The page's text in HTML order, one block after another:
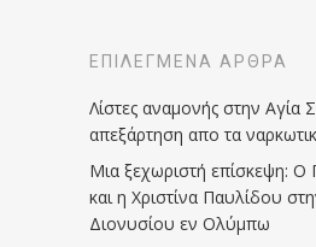
ΕΠΙΛΕΓΜΈΝΑ ΆΡΘΡΑ
Λίστες αναμονής στην Αγία
απεξάρτηση απο τα
Μια ξεχωριστή επίσκεψη: Ο
και η Χριστίνα Παυλίδου
Διονυσίου εν Ολύμπω